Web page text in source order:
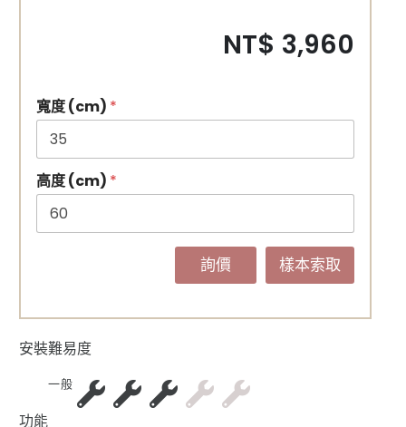
NT$ 3,960
寬度 (cm) *
高度 (cm) *
詢價 樣本索取
安裝難易度
一般
功能